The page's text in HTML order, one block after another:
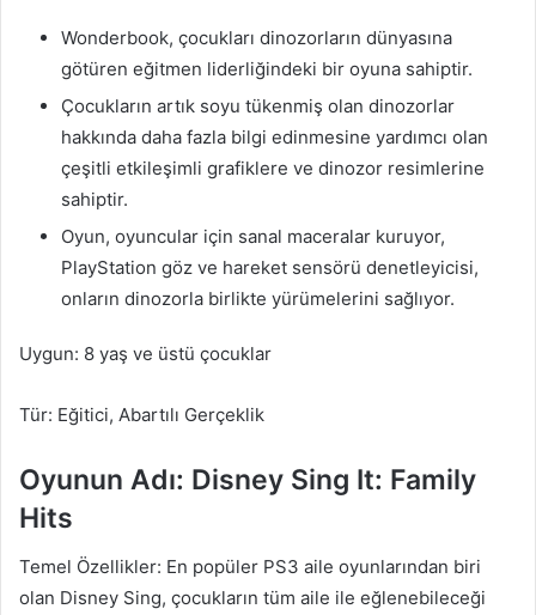
Wonderbook, çocukları dinozorların dünyasına
götüren eğitmen liderliğindeki bir oyuna sahiptir.
Çocukların artık soyu tükenmiş olan dinozorlar
hakkında daha fazla bilgi edinmesine yardımcı olan
çeşitli etkileşimli grafiklere ve dinozor resimlerine
sahiptir.
Oyun, oyuncular için sanal maceralar kuruyor,
PlayStation göz ve hareket sensörü denetleyicisi,
onların dinozorla birlikte yürümelerini sağlıyor.
Uygun: 8 yaş ve üstü çocuklar
Tür: Eğitici, Abartılı Gerçeklik
Oyunun Adı: Disney Sing It: Family
Hits
Temel Özellikler: En popüler PS3 aile oyunlarından biri
olan Disney Sing, çocukların tüm aile ile eğlenebileceği